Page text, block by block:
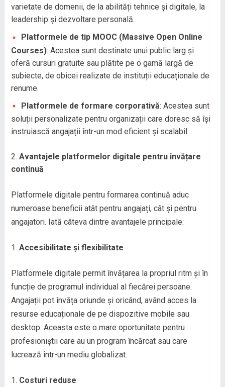
varietate de domenii, de la abilități tehnice și digitale, la
leadership și dezvoltare personală.
Platformele de tip MOOC (Massive Open Online
Courses): Acestea sunt destinate unui public larg și
oferă cursuri gratuite sau plătite pe o gamă largă de
subiecte, de obicei realizate de instituții educaționale de
renume.
Platformele de formare corporativă: Acestea sunt
soluții personalizate pentru organizații care doresc să își
instruiască angajații într-un mod eficient și scalabil.
Avantajele platformelor digitale pentru învățare
continuă
Platformele digitale pentru formarea continuă aduc
numeroase beneficii atât pentru angajați, cât și pentru
angajatori. Iată câteva dintre avantajele principale:
Accesibilitate și flexibilitate
Platformele digitale permit învățarea la propriul ritm și în
funcție de programul individual al fiecărei persoane.
Angajații pot învăța oriunde și oricând, având acces la
resurse educaționale de pe dispozitive mobile sau
desktop. Aceasta este o mare oportunitate pentru
profesioniștii care au un program încărcat sau care
lucrează într-un mediu globalizat.
Costuri reduse